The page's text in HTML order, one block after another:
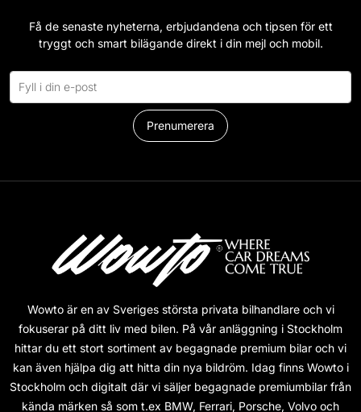
Få de senaste nyheterna, erbjudandena och tipsen för ett
tryggt och smart bilägande direkt i din mejl och mobil.
Prenumerera
Wowto är en av Sveriges största privata bilhandlare och vi
fokuserar på ditt liv med bilen. På vår anläggning i Stockholm
hittar du ett stort sortiment av begagnade premium bilar och vi
kan även hjälpa dig att hitta din nya bildröm. Idag finns Wowto i
Stockholm och digitalt där vi säljer begagnade premiumbilar från
kända märken så som t.ex BMW, Ferrari, Porsche, Volvo och